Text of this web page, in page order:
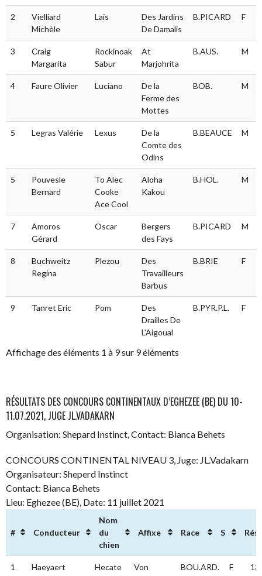
2
Vielliard
Michèle
Lais
Des Jardins
De Damalis
B.PICARD F
3
Craig
Margarita
Rockinoak
Sabur
At
Marjohrita
B.AUS. M
4 Faure Olivier Luciano
De la
Ferme des
Mottes
BOB. M
5 Legras Valérie Lexus
De la
Comte des
Odins
B.BEAUCE M
5
Pouvesle
Bernard
To Alec
Cooke
Ace Cool
Aloha
Kakou
B.HOL. M
7
Amoros
Gérard
Oscar
Bergers
des Fays
B.PICARD M
8
Buchweitz
Regina
Plezou
Des
Travailleurs
Barbus
B.BRIE F
9 Tanret Eric Pom
Des
Drailles De
L'Aigoual
B.PYR.P.L. F
Affichage des éléments 1 à 9 sur 9 éléments
RÉSULTATS DES CONCOURS CONTINENTAUX D’EGHEZEE (BE) DU 10-
11.07.2021, JUGE JL.VADAKARN
Organisation: Shepard Instinct, Contact: Bianca Behets
CONCOURS CONTINENTAL NIVEAU 3, Juge: JL.Vadakarn
Organisateur: Sheperd Instinct
Contact: Bianca Behets
Lieu: Eghezee (BE), Date: 11 juillet 2021
# Conducteur
Nom
du
chien
Affixe Race S
# Conducteur
Nom
Affixe Race S
1
Haeyaert
Hecate
Von
BOU.ARD. F